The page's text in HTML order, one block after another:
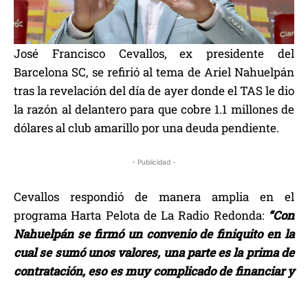
José Francisco Cevallos, ex presidente del
Barcelona SC, se refirió al tema de Ariel Nahuelpán
tras la revelación del día de ayer donde el TAS le dio
la razón al delantero para que cobre 1.1 millones de
dólares al club amarillo por una deuda pendiente.
- Publicidad -
Cevallos respondió de manera amplia en el
programa Harta Pelota de La Radio Redonda: “Con
Nahuelpán se firmó un convenio de finiquito en la
cual se sumó unos valores, una parte es la prima de
contratación, eso es muy complicado de financiar y